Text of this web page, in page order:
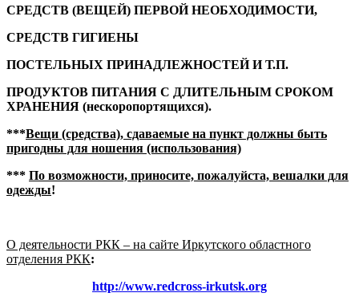
СРЕДСТВ (ВЕЩЕЙ) ПЕРВОЙ НЕОБХОДИМОСТИ,
СРЕДСТВ ГИГИЕНЫ
ПОСТЕЛЬНЫХ ПРИНАДЛЕЖНОСТЕЙ И Т.П.
ПРОДУКТОВ ПИТАНИЯ С ДЛИТЕЛЬНЫМ СРОКОМ
ХРАНЕНИЯ (нескоропортящихся).
***Вещи (средства), сдаваемые на пункт должны быть
пригодны для ношения (использования)
*** По возможности, приносите, пожалуйста, вешалки для
одежды!
О деятельности РКК – на сайте Иркутского областного
отделения РКК:
http://www.redcross-irkutsk.org